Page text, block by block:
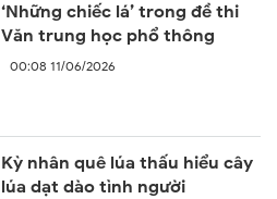
‘Những chiếc lá’ trong đề thi
Văn trung học phổ thông
00:08 11/06/2026
Kỳ nhân quê lúa thấu hiểu cây
lúa dạt dào tình người